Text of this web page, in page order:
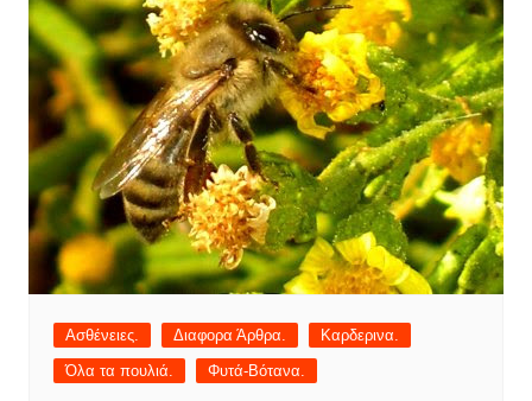
Ασθένειες. Διαφορα Άρθρα.
Καρδερινα.
Όλα τα πουλιά.
Φυτά-Βότανα.